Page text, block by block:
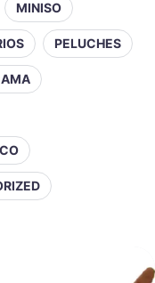
MINISO
PELUCHES